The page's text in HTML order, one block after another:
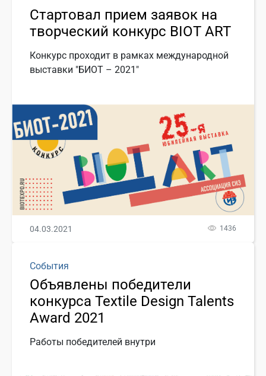
Стартовал прием заявок на
творческий конкурс BIOT ART
Конкурс проходит в рамках международной
выставки "БИОТ – 2021"
04.03.2021 1436
События
Объявлены победители
конкурса Textile Design Talents
Award 2021
Работы победителей внутри